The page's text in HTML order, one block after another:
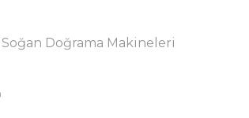
Soğan Doğrama Makineleri